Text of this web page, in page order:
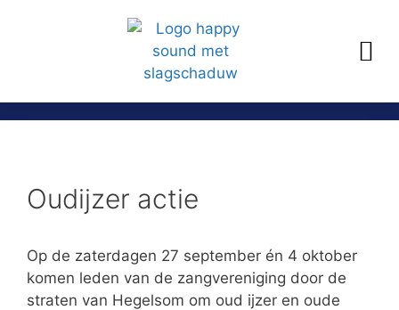
Oudijzer actie
Op de zaterdagen 27 september én 4 oktober
komen leden van de zangvereniging door de
straten van Hegelsom om oud ijzer en oude